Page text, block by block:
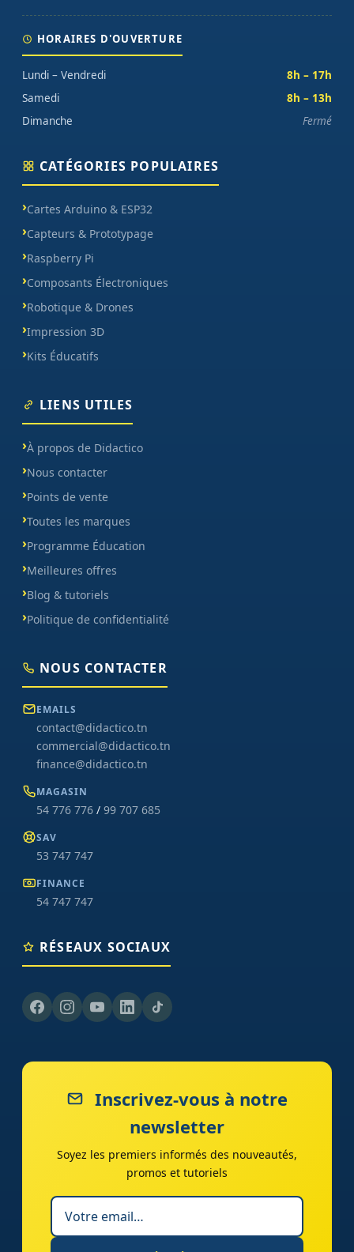
HORAIRES D'OUVERTURE
Lundi – Vendredi
8h – 17h
Samedi
8h – 13h
Dimanche
Fermé
CATÉGORIES POPULAIRES
Cartes Arduino & ESP32
Capteurs & Prototypage
Raspberry Pi
Composants Électroniques
Robotique & Drones
Impression 3D
Kits Éducatifs
LIENS UTILES
À propos de Didactico
Nous contacter
Points de vente
Toutes les marques
Programme Éducation
Meilleures offres
Blog & tutoriels
Politique de confidentialité
NOUS CONTACTER
EMAILS
contact@didactico.tn
commercial@didactico.tn
finance@didactico.tn
MAGASIN
54 776 776 / 99 707 685
SAV
53 747 747
FINANCE
54 747 747
RÉSEAUX SOCIAUX
Inscrivez-vous à notre
newsletter
Soyez les premiers informés des nouveautés,
promos et tutoriels